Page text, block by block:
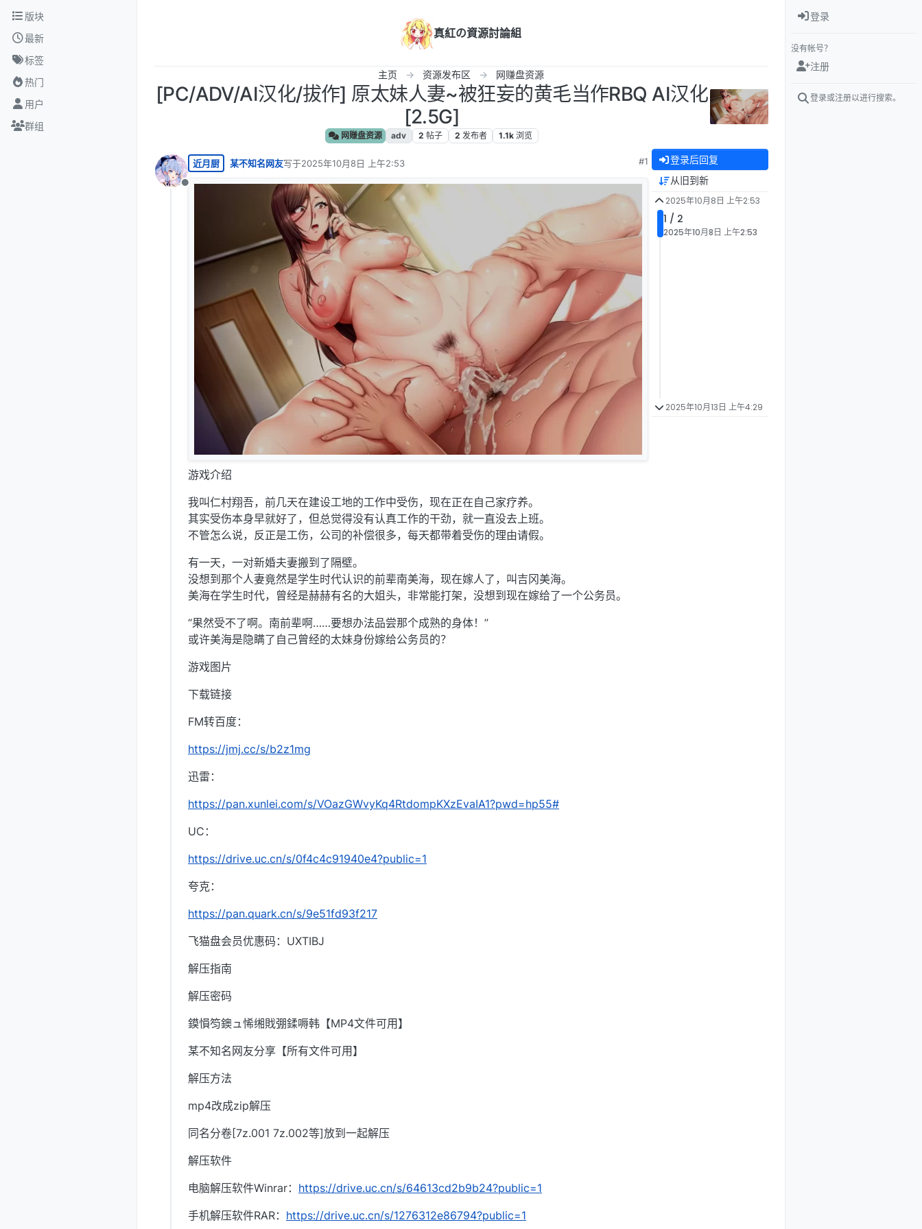
跳转至内容
版块
最新
标签
热门
用户
群组
真紅の資源討論組
主页 资源发布区 网赚盘资源
[PC/ADV/AI汉化/拔作] 原太妹人妻~被狂妄的黄毛当作RBQ AI汉化
[2.5G]
网赚盘资源 adv 2 帖子 2 发布者 1.1k 浏览
离线
近月厨 某不知名网友写于2025年10月8日 上午2:53
最后由 编辑
#1
游戏介绍
我叫仁村翔吾，前几天在建设工地的工作中受伤，现在正在自己家疗养。
其实受伤本身早就好了，但总觉得没有认真工作的干劲，就一直没去上班。
不管怎么说，反正是工伤，公司的补偿很多，每天都带着受伤的理由请假。
有一天，一对新婚夫妻搬到了隔壁。
没想到那个人妻竟然是学生时代认识的前辈南美海，现在嫁人了，叫吉冈美海。
美海在学生时代，曾经是赫赫有名的大姐头，非常能打架，没想到现在嫁给了一个公务员。
“果然受不了啊。南前辈啊……要想办法品尝那个成熟的身体！”
或许美海是隐瞒了自己曾经的太妹身份嫁给公务员的？
游戏图片
下载链接
FM转百度：
https://jmj.cc/s/b2z1mg
迅雷：
https://pan.xunlei.com/s/VOazGWvyKq4RtdompKXzEvaIA1?pwd=hp55#
UC：
https://drive.uc.cn/s/0f4c4c91940e4?public=1
夸克：
https://pan.quark.cn/s/9e51fd93f217
飞猫盘会员优惠码：UXTIBJ
解压指南
解压密码
鏌愪笉鐭ュ悕缃戝弸鍒嗕韩【MP4文件可用】
某不知名网友分享【所有文件可用】
解压方法
mp4改成zip解压
同名分卷[7z.001 7z.002等]放到一起解压
解压软件
电脑解压软件Winrar： https://drive.uc.cn/s/64613cd2b9b24?public=1
手机解压软件RAR： https://drive.uc.cn/s/1276312e86794?public=1
登录后回复
从旧到新
2025年10月8日 上午2:53
1 / 2
2025年10月8日 上午2:53
2025年10月13日 上午4:29
登录
没有帐号？
注册
登录或注册以进行搜索。